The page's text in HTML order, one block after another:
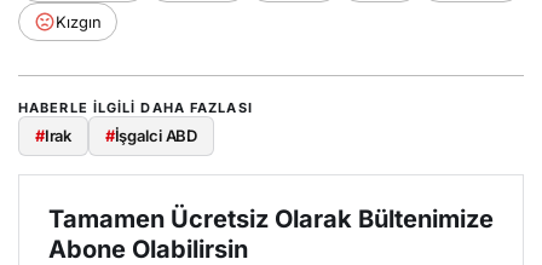
Kızgın
HABERLE ILGILI DAHA FAZLASI
#Irak #İşgalci ABD
Tamamen Ücretsiz Olarak Bültenimize
Abone Olabilirsin